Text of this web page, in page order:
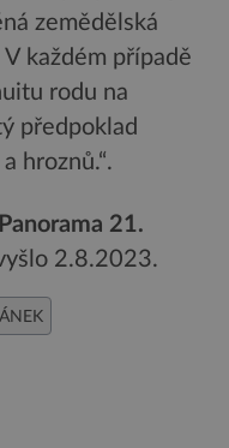
zemědělská
každém případě
rodu na
předpoklad
hroznů.“.
Panorama 21.
2.8.2023.